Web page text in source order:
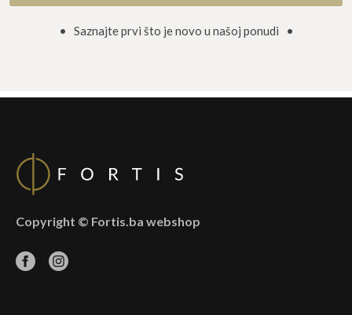
• Saznajte prvi što je novo u našoj ponudi •
Copyright © Fortis.ba webshop